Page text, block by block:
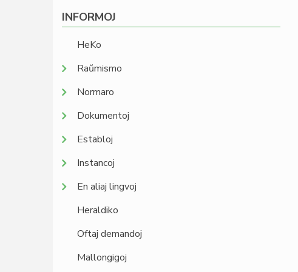
INFORMOJ
HeKo
Raŭmismo
Normaro
Dokumentoj
Establoj
Instancoj
En aliaj lingvoj
Heraldiko
Oftaj demandoj
Mallongigoj